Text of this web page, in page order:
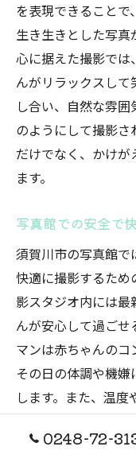
を表現できることで
生き生きとした写真
心に据えた撮影では
んがリラックスし
し合い、自然な雰
のようにして撮影
だけでなく、かけが
ます。
写真館での安全で
須賀川市の写真館
快適に撮影するため
影スタジオ内には最
んが安心して過ごせ
マンは赤ちゃんのコ
その日の体調や機
します。また、温度
んが快適に過ごせる
に、撮影時には保
0248-72-